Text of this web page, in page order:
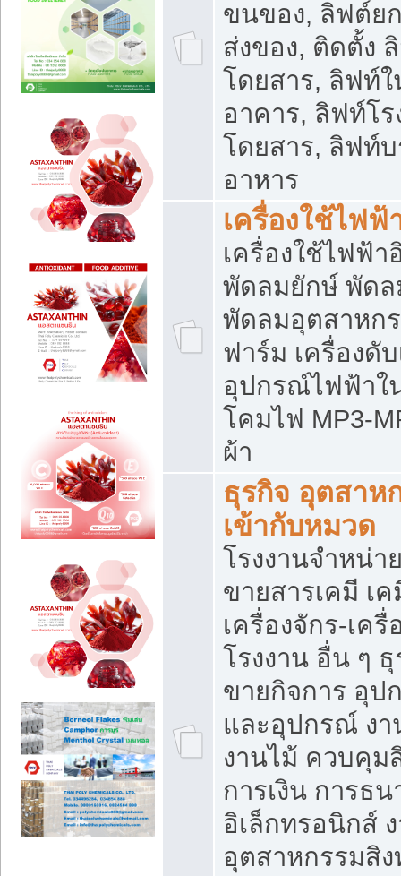
ขนของ, ลิฟต์ย
ส่งของ, ติดตั้ง
โดยสาร, ลิฟท์
อาคาร, ลิฟท์โ
โดยสาร, ลิฟท์
อาหาร
เครื่องใช้ไฟฟ้
เครื่องใช้ไฟฟ้า
พัดลมยักษ์ พัด
พัดลมอุตสาหก
ฟาร์ม เครื่องดั
อุปกรณ์ไฟฟ้าใ
โคมไฟ MP3-
ผ้า
ธุรกิจ อุตสาห
เข้ากับหมวด
โรงงานจำหน่
ขายสารเคมี เ
เครื่องจักร-เค
โรงงาน อื่น ๆ
ขายกิจการ อุป
และอุปกรณ์ ง
งานไม้ ควบคุม
การเงิน การธ
อิเล็กทรอนิกส์
อุตสาหกรรมสิ